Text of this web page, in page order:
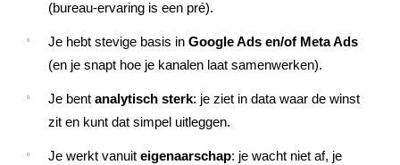
(bureau-ervaring is een pré).
Je hebt stevige basis in Google Ads en/of Meta Ads
(en je snapt hoe je kanalen laat samenwerken).
Je bent analytisch sterk: je ziet in data waar de winst
zit en kunt dat simpel uitleggen.
Je werkt vanuit eigenaarschap: je wacht niet af, je